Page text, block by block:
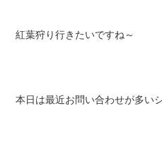
紅葉狩り行きたいですね～
本日は最近お問い合わせが多い